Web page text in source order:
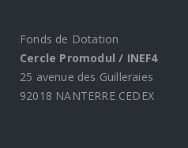
Fonds de Dotation
Cercle Promodul / INEF4
25 avenue des Guilleraies
92018 NANTERRE CEDEX